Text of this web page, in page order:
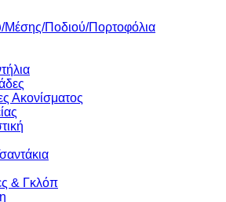
Μέσης/Ποδιού/Πορτοφόλια
Ακονίσματος
& Γκλόπ